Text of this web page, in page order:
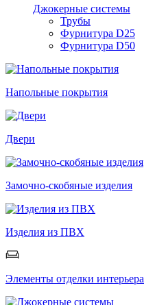
Джокерные системы
Трубы
Фурнитура D25
Фурнитура D50
Напольные покрытия
Двери
Замочно-скобяные изделия
Изделия из ПВХ
Элементы отделки интерьера